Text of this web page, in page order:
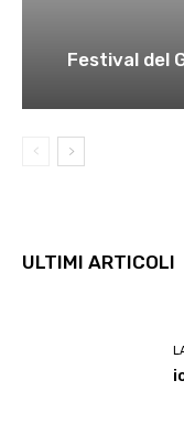
Festival del
ULTIMI ARTICOLI